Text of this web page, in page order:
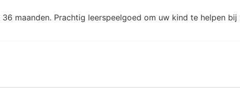
maanden. Prachtig leerspeelgoed om uw kind te helpen bij